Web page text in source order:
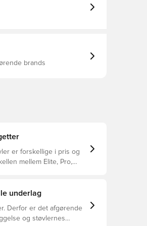
der ønsker komfort
har skabt denne støvle i
ydersål med fast
i syntetisk materiale
brands
er forskellige i pris og
mellem Elite, Pro,
underlag
Derfor er det afgørende
og støvlernes